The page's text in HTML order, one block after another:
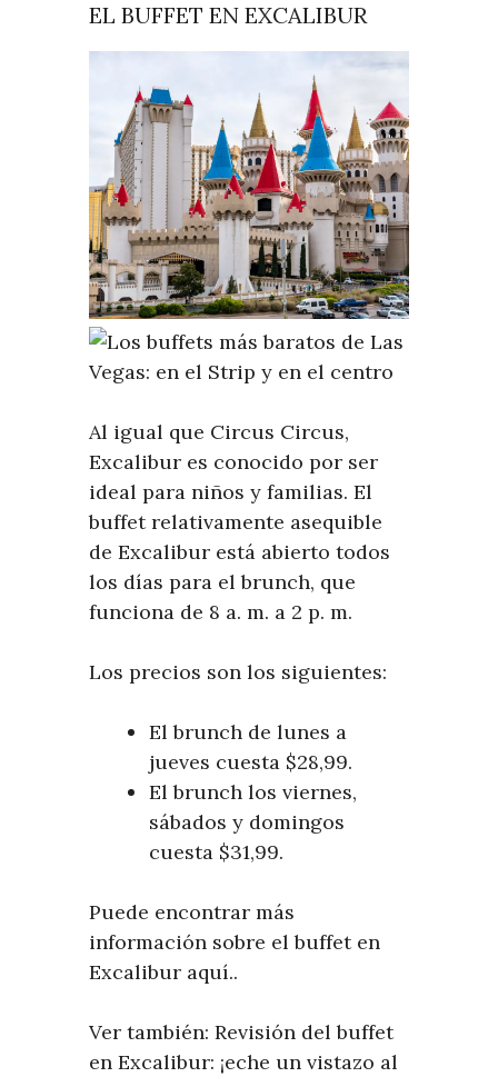
EL BUFFET EN EXCALIBUR
Al igual que Circus Circus,
Excalibur es conocido por ser
ideal para niños y familias. El
buffet relativamente asequible
de Excalibur está abierto todos
los días para el brunch, que
funciona de 8 a. m. a 2 p. m.
Los precios son los siguientes:
El brunch de lunes a
jueves cuesta $28,99.
El brunch los viernes,
sábados y domingos
cuesta $31,99.
Puede encontrar más
información sobre el buffet en
Excalibur aquí..
Ver también: Revisión del buffet
en Excalibur: ¡eche un vistazo al